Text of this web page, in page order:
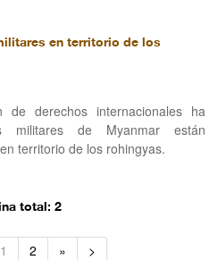
en territorio de los
de derechos internacionales ha
militares de Myanmar están
territorio de los rohingyas.
total: 2
1 2 » >